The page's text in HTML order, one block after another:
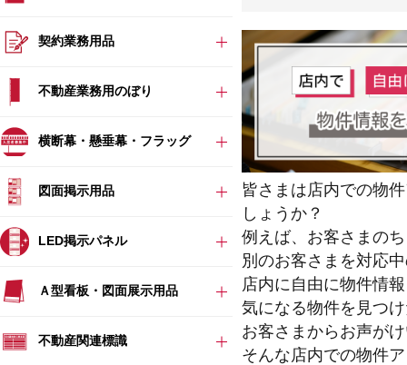
契約業務用品
不動産業務用のぼり
横断幕・懸垂幕・フラッグ
図面掲示用品
LED掲示パネル
Ａ型看板・図面展示用品
不動産関連標識
皆さまは店内での物
しょうか？
例えば、お客さまの
別のお客さまを対応
店内に自由に物件情
気になる物件を見つ
お客さまからお声が
そんな店内での物件